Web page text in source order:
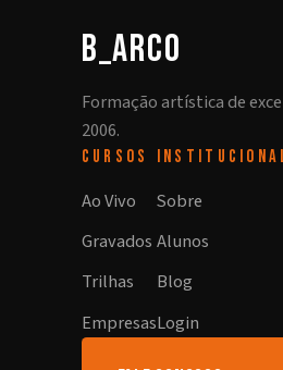
b_arco
Formação artística de
2006.
CURSOS
Ao Vivo
Gravados
Trilhas
Empresas
Sobre
Alunos
Blog
Login